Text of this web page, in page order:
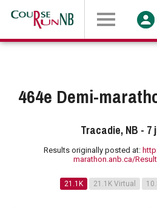
464e Demi-
Tracadie, NB - 7
Results originally posted at:
marathon.anb.ca/
21.1K 21.1K Virtual